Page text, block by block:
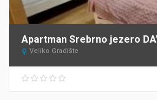
Apartman Srebrno jezero
Veliko Gradište